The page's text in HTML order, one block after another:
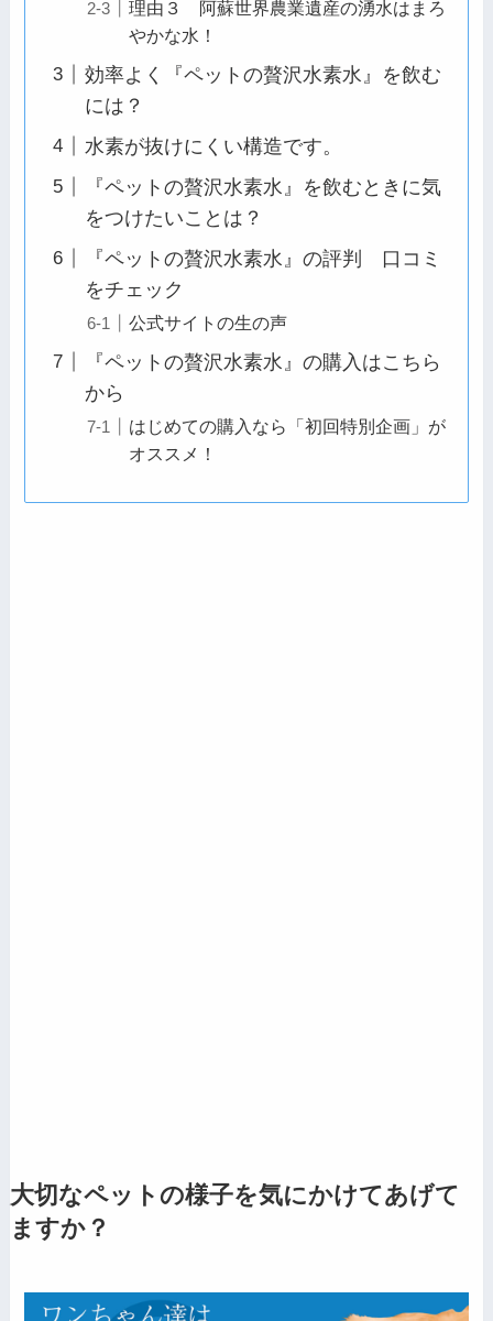
理由３ 阿蘇世界農業遺産の湧水はまろ
やかな水！
効率よく『ペットの贅沢水素水』を飲む
には？
水素が抜けにくい構造です。
『ペットの贅沢水素水』を飲むときに気
をつけたいことは？
『ペットの贅沢水素水』の評判 口コミ
をチェック
公式サイトの生の声
『ペットの贅沢水素水』の購入はこちら
から
はじめての購入なら「初回特別企画」が
オススメ！
大切なペットの様子を気にかけてあげて
ますか？